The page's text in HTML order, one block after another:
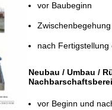
vor Baubeginn
nach
Neubau / Umbau /
vor Beginn und